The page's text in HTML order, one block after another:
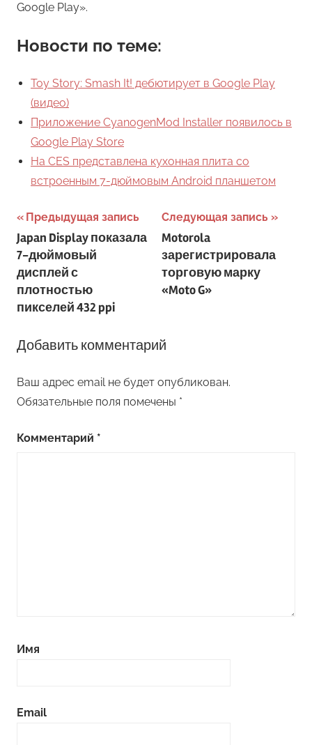
Google Play».
Новости по теме:
Toy Story: Smash It! дебютирует в Google Play
(видео)
Приложение CyanogenMod Installer появилось в
Google Play Store
На CES представлена кухонная плита со
встроенным 7-дюймовым Android планшетом
Навигация
по
записям
Предыдущая запись
Japan Display показала
7-дюймовый
дисплей с
плотностью
пикселей 432 ppi
Следующая запись
Motorola
зарегистрировала
торговую марку
«Moto G»
Добавить комментарий
Ваш адрес email не будет опубликован.
Обязательные поля помечены *
Комментарий *
Имя
Email